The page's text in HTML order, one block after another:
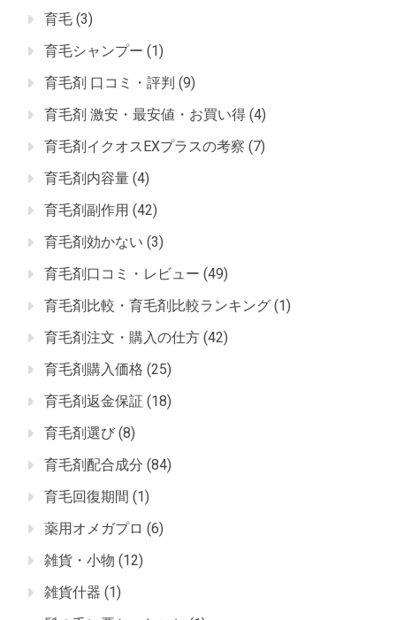
育毛 (3)
育毛シャンプー (1)
育毛剤 口コミ・評判 (9)
育毛剤 激安・最安値・お買い得 (4)
育毛剤イクオスEXプラスの考察 (7)
育毛剤内容量 (4)
育毛剤副作用 (42)
育毛剤効かない (3)
育毛剤口コミ・レビュー (49)
育毛剤比較・育毛剤比較ランキング (1)
育毛剤注文・購入の仕方 (42)
育毛剤購入価格 (25)
育毛剤返金保証 (18)
育毛剤選び (8)
育毛剤配合成分 (84)
育毛回復期間 (1)
薬用オメガプロ (6)
雑貨・小物 (12)
雑貨什器 (1)